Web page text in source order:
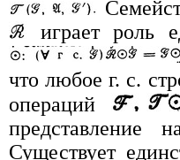
играет роль
что любое г. с.
операций
представление
Существует